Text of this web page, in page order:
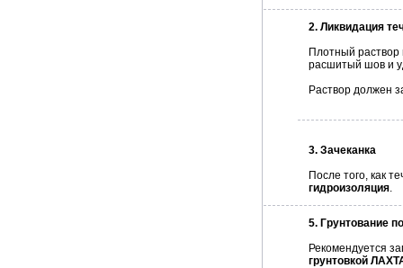
2. Ликвидация
Плотный
расшитый шов и
Раствор должен
3. Зачеканка
После того, как
гидроизоляция.
5. Грунтование
Рекомендуется
грунтовкой